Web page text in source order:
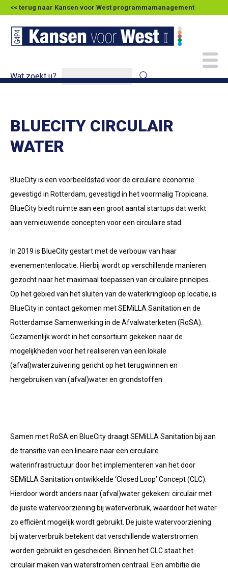
<< terug naar Kansen voor West programmamanagement
Wat zoekt u?
BLUECITY CIRCULAIR
WATER
BlueCity is een voorbeeldstad voor de circulaire economie
gevestigd in Rotterdam, gevestigd in het voormalig Tropicana.
BlueCity biedt ruimte aan een groot aantal startups dat werkt
aan vernieuwende concepten voor een circulaire stad.
In 2019 is BlueCity gestart met de verbouw van haar
evenementenlocatie. Hierbij wordt op verschillende manieren
gezocht naar het maximaal toepassen van circulaire principes.
Op het gebied van het sluiten van de waterkringloop op locatie, is
BlueCity in contact gekomen met SEMiLLA Sanitation en de
Rotterdamse Samenwerking in de Afvalwaterketen (RoSA).
Gezamenlijk wordt in het consortium gekeken naar de
mogelijkheden voor het realiseren van een lokale
(afval)waterzuivering gericht op het terugwinnen en
hergebruiken van (afval)water en grondstoffen.
Samen met RoSA en BlueCity draagt SEMiLLA Sanitation bij aan
de transitie van een lineaire naar een circulaire
waterinfrastructuur door het implementeren van het door
SEMiLLA Sanitation ontwikkelde ‘Closed Loop’ Concept (CLC).
Hierdoor wordt anders naar (afval)water gekeken: circulair met
de juiste watervoorziening bij waterverbruik, waardoor het water
zo efficiënt mogelijk wordt gebruikt. De juiste watervoorziening
bij waterverbruik betekent dat verschillende waterstromen
worden gebruikt en gescheiden. Binnen het CLC staat het
circulair maken van waterstromen centraal. Een ambitie die